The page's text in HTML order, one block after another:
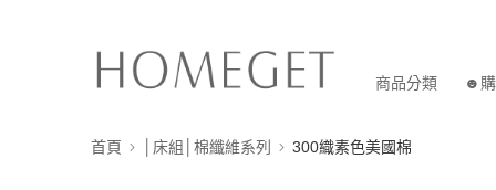
商品分類 ☻
首頁 │床組│棉纖維系列 300織素色美國棉